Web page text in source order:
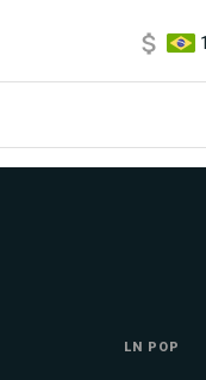
LN POP